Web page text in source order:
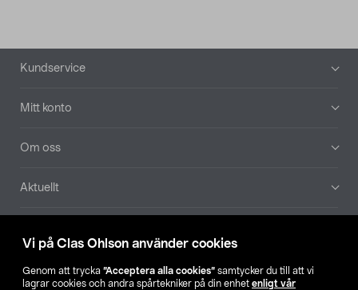
Vi på Clas Ohlson använder cookies
Genom att trycka ”Acceptera alla cookies” samtycker du till att vi
lagrar cookies och andra spårtekniker på din enhet enligt vår
Sidfot
Kundservice
Mitt konto
Om oss
Aktuellt
Hitta butik